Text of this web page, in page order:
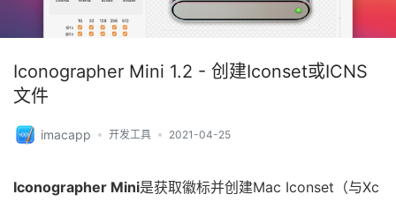
Iconographer Mini 1.2 - 创建Iconset或ICNS
文件
imacapp 开发工具 2021-04-25
Iconographer Mini是获取徽标并创建Mac Iconset（与Xc